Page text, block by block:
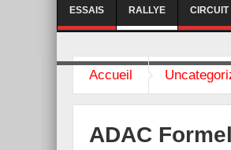
ESSAIS RALLYE CIRCUIT
Accueil
ADAC